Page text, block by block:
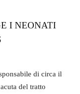
I NEONATI
di circa il
del tratto